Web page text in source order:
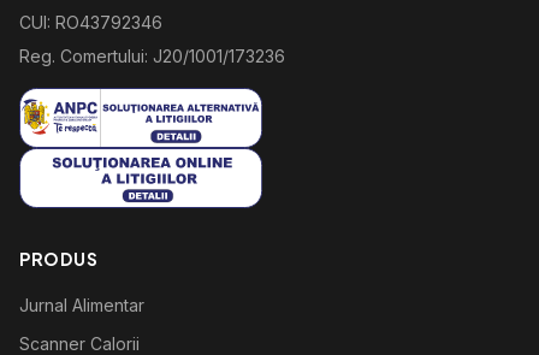
CUI: RO43792346
Reg. Comertului: J20/1001/173236
PRODUS
Jurnal Alimentar
Scanner Calorii